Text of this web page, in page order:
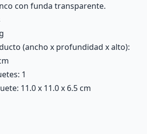
con funda transparente.
(ancho x profundidad x alto):
1
11.0 x 11.0 x 6.5 cm